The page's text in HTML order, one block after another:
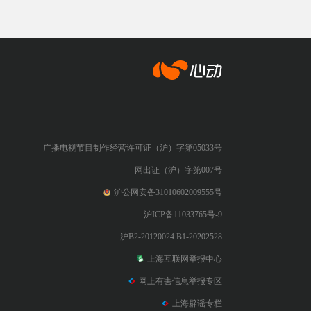
广播电视节目制作经营许可证（沪）字第05033号
网出证（沪）字第007号
沪公网安备31010602009555号
沪ICP备11033765号-9
沪B2-20120024 B1-20202528
上海互联网举报中心
网上有害信息举报专区
上海辟谣专栏
心动网络